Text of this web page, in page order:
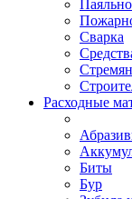
Сварка
Расходные
Биты
Бур